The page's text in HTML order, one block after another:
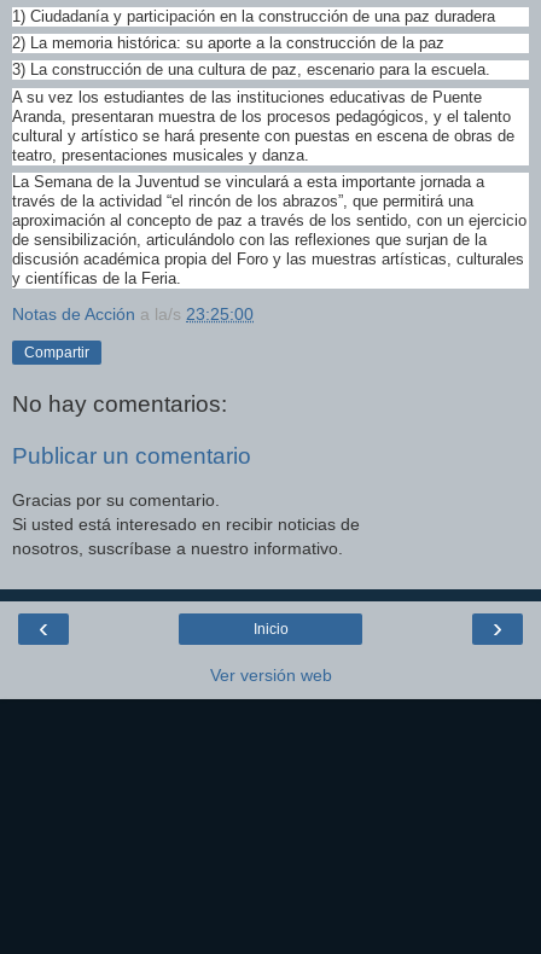
1) Ciudadanía y participación en la construcción de una paz duradera
2) La memoria histórica: su aporte a la construcción de la paz
3) La construcción de una cultura de paz, escenario para la escuela.
A su vez los estudiantes de las instituciones educativas de Puente
Aranda, presentaran muestra de los procesos pedagógicos, y el talento
cultural y artístico se hará presente con puestas en escena de obras de
teatro, presentaciones musicales y danza.
La Semana de la Juventud se vinculará a esta importante jornada a
través de la actividad “el rincón de los abrazos”, que permitirá una
aproximación al concepto de paz a través de los sentido, con un ejercicio
de sensibilización, articulándolo con las reflexiones que surjan de la
discusión académica propia del Foro y las muestras artísticas, culturales
y científicas de la Feria.
Notas de Acción a la/s 23:25:00
Compartir
No hay comentarios:
Publicar un comentario
Gracias por su comentario.
Si usted está interesado en recibir noticias de
nosotros, suscríbase a nuestro informativo.
‹ ›
Inicio
Ver versión web